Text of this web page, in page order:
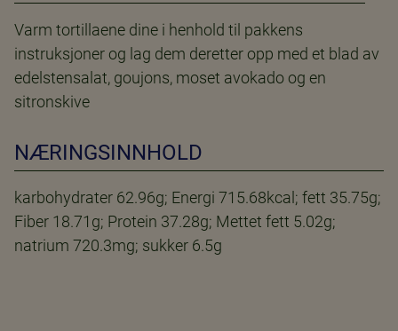
Varm tortillaene dine i henhold til pakkens
instruksjoner og lag dem deretter opp med et blad av
edelstensalat, goujons, moset avokado og en
sitronskive
NÆRINGSINNHOLD
karbohydrater 62.96g; Energi 715.68kcal; fett 35.75g;
Fiber 18.71g; Protein 37.28g; Mettet fett 5.02g;
natrium 720.3mg; sukker 6.5g